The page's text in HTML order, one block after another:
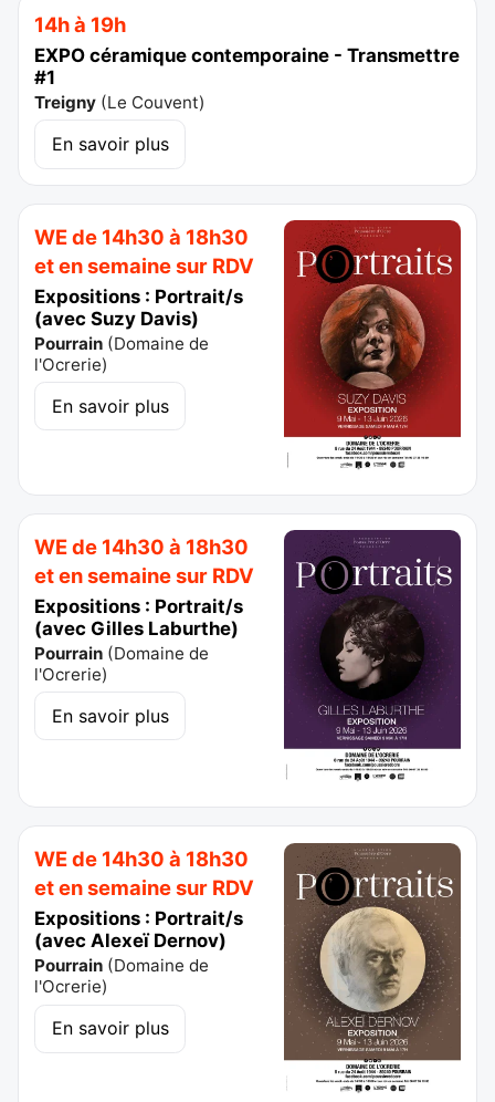
14h à 19h
EXPO céramique contemporaine - Transmettre
#1
Treigny (Le Couvent)
En savoir plus
WE de 14h30 à 18h30
et en semaine sur RDV
Expositions : Portrait/s
(avec Suzy Davis)
Pourrain (Domaine de
l'Ocrerie)
En savoir plus
WE de 14h30 à 18h30
et en semaine sur RDV
Expositions : Portrait/s
(avec Gilles Laburthe)
Pourrain (Domaine de
l'Ocrerie)
En savoir plus
WE de 14h30 à 18h30
et en semaine sur RDV
Expositions : Portrait/s
(avec Alexeï Dernov)
Pourrain (Domaine de
l'Ocrerie)
En savoir plus